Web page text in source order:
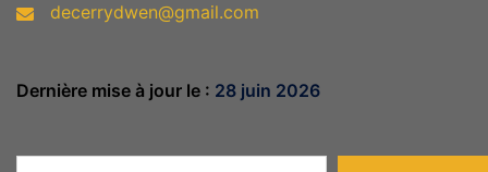
decerrydwen@gmail.com
Dernière mise à jour le : 28 juin 2026